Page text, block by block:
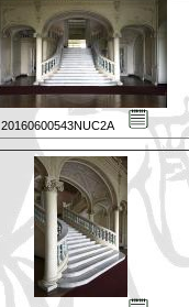
20160600543NUC2A